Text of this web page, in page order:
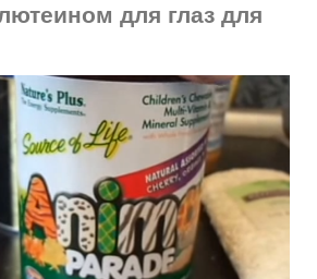
для глаз для